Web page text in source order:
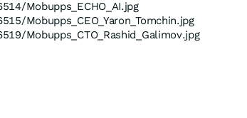
Mobupps_ECHO_AI.jpg
Mobupps_CEO_Yaron_Tomchin.jpg
Mobupps_CTO_Rashid_Galimov.jpg